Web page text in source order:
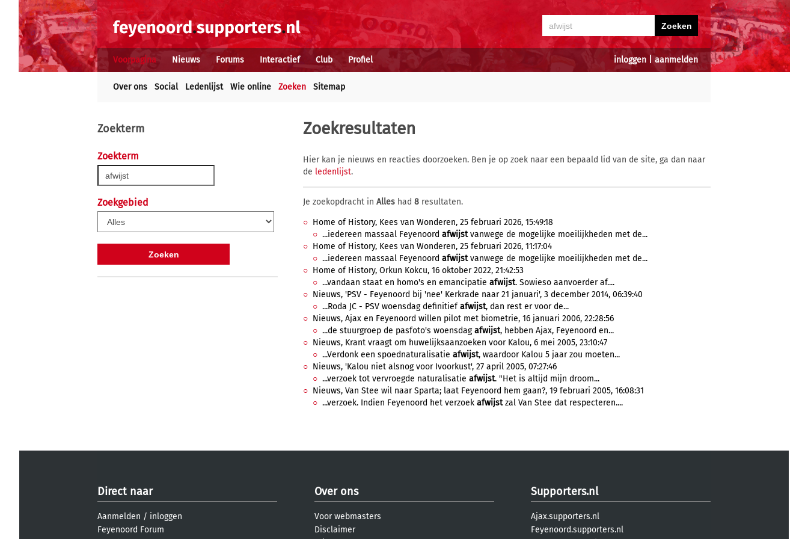
inloggen aanmelden
Voorpagina Nieuws Forums Interactief Club Profiel
Over ons Social Ledenlijst Wie online Zoeken Sitemap
Zoekterm
Zoekterm
Zoekgebied
Zoekresultaten
Hier kan je nieuws en reacties doorzoeken. Ben je op zoek naar een bepaald lid van de site, ga dan naar
de ledenlijst.
Je zoekopdracht in Alles had 8 resultaten.
Home of History, Kees van Wonderen, 25 februari 2026, 15:49:18
...iedereen massaal Feyenoord afwijstvanwege de mogelijke moeilijkheden met de...
Home of History, Kees van Wonderen, 25 februari 2026, 11:17:04
...iedereen massaal Feyenoord afwijstvanwege de mogelijke moeilijkheden met de...
Home of History, Orkun Kokcu, 16 oktober 2022, 21:42:53
...vandaan staat en homo's en emancipatie afwijst. Sowieso aanvoerder af....
Nieuws, 'PSV - Feyenoord bij 'nee' Kerkrade naar 21 januari', 3 december 2014, 06:39:40
...Roda JC - PSV woensdag definitiefafwijst, dan rest er voor de...
Nieuws, Ajax en Feyenoord willen pilot met biometrie, 16 januari 2006, 22:28:56
...de stuurgroep de pasfoto's woensdagafwijst, hebben Ajax, Feyenoord en...
Nieuws, Krant vraagt om huwelijksaanzoeken voor Kalou, 6 mei 2005, 23:10:47
...Verdonk een spoednaturalisatie afwijst, waardoor Kalou 5 jaar zou moeten...
Nieuws, 'Kalou niet alsnog voor Ivoorkust', 27 april 2005, 07:27:46
...verzoek tot vervroegde naturalisatie afwijst. "Het is altijd mijn droom...
Nieuws, Van Stee wil naar Sparta; laat Feyenoord hem gaan?, 19 februari 2005, 16:08:31
...verzoek. Indien Feyenoord het verzoek afwijstzal Van Stee dat respecteren....
Direct naar
Aanmelden / inloggen
Feyenoord Forum
Over ons
Voor webmasters
Disclaimer
Supporters.nl
Ajax.supporters.nl
Feyenoord.supporters.nl